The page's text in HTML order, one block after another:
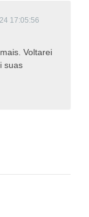
17:05:56
Voltarei
suas